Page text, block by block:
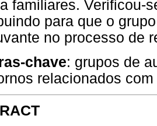
familiares. Verificou-
para que o
no processo de
chave: grupos de
relacionados